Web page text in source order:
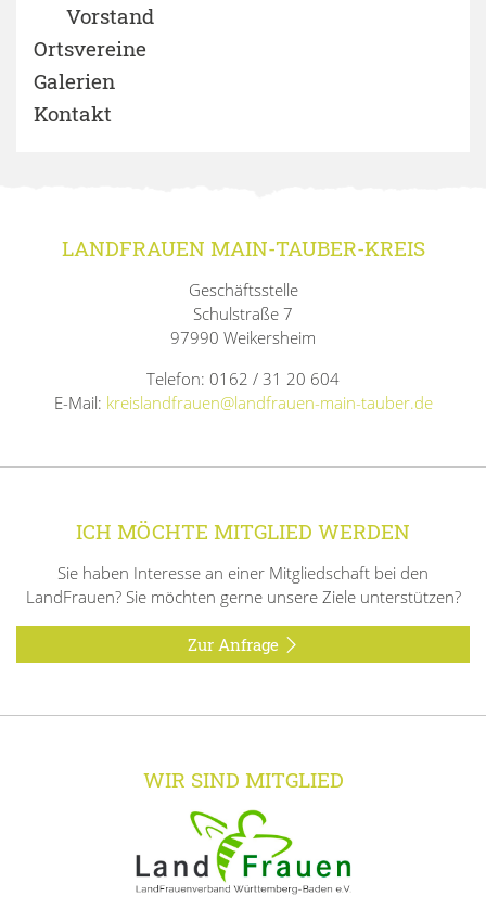
Vorstand
Ortsvereine
Galerien
Kontakt
LANDFRAUEN MAIN-TAUBER-KREIS
Geschäftsstelle
Schulstraße 7
97990 Weikersheim
Telefon: 0162 / 31 20 604
E-Mail: kreislandfrauen@landfrauen-main-tauber.de
ICH MÖCHTE MITGLIED WERDEN
Sie haben Interesse an einer Mitgliedschaft bei den
LandFrauen? Sie möchten gerne unsere Ziele unterstützen?
Zur Anfrage
WIR SIND MITGLIED